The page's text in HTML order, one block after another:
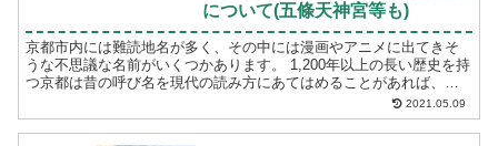
について(五條天神宮等も)
京都市内には難読地名が多く、その中には漫画やアニメに出てきそ
うな不思議な名前がいくつかあります。 1,200年以上の長い歴史を持
つ京都は昔の呼び名を現代の読み方にあてはめることがあれば、地
2021.05.09